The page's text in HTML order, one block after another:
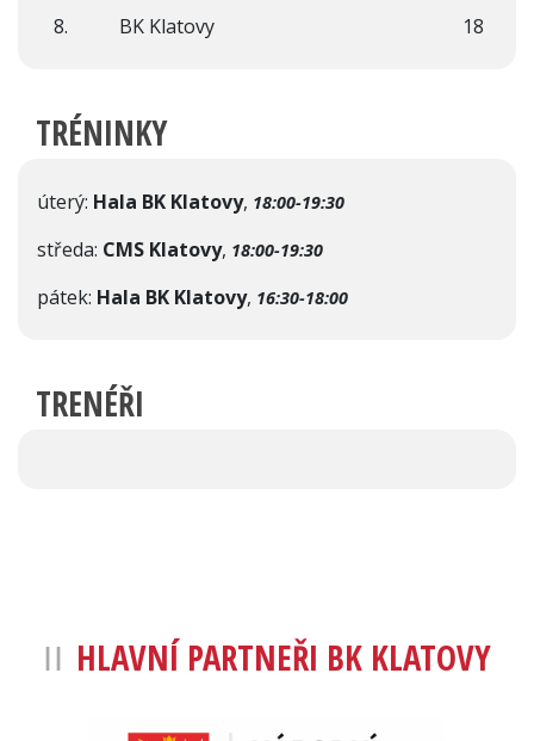
8. BK Klatovy 18
TRÉNINKY
úterý: Hala BK Klatovy, 18:00-19:30
středa: CMS Klatovy, 18:00-19:30
pátek: Hala BK Klatovy, 16:30-18:00
TRENÉŘI
HLAVNÍ PARTNEŘI BK KLATOVY